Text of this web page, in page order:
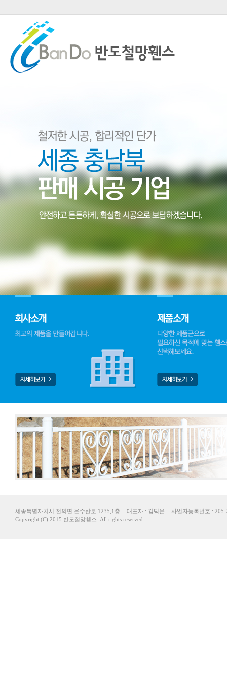
세종특별자치시 전의면 운주산로 1235,1층 대표자 : 김덕문
사업자등록번호 :
Copyright (C) 2015 반도철망휀스. All rights reserved.